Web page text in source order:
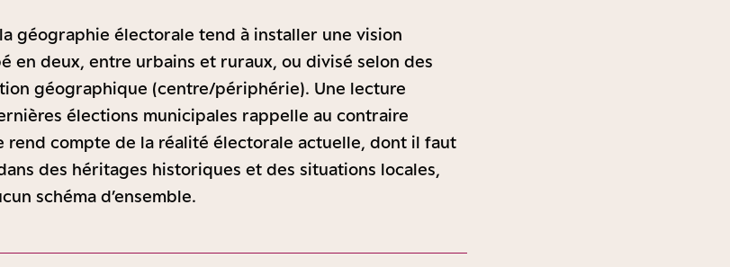
géographie électorale tend à installer une vision
en deux, entre urbains et ruraux, ou divisé selon des
géographique (centre/périphérie). Une lecture
élections municipales rappelle au contraire
rend compte de la réalité électorale actuelle, dont il faut
des héritages historiques et des situations locales,
schéma d’ensemble.